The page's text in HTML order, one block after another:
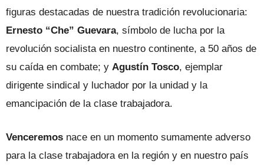
figuras destacadas de nuestra tradición revolucionaria:
Ernesto “Che” Guevara, símbolo de lucha por la
revolución socialista en nuestro continente, a 50 años de
su caída en combate; y Agustín Tosco, ejemplar
dirigente sindical y luchador por la unidad y la
emancipación de la clase trabajadora.
Venceremos nace en un momento sumamente adverso
para la clase trabajadora en la región y en nuestro país